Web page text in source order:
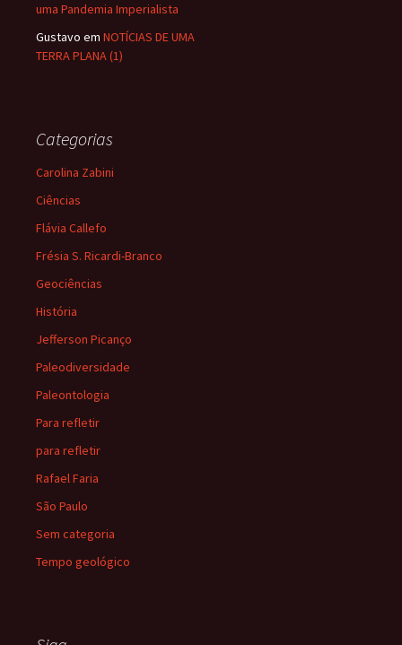
uma Pandemia Imperialista
Gustavo em NOTÍCIAS DE UMA
TERRA PLANA (1)
Categorias
Carolina Zabini
Ciências
Flávia Callefo
Frésia S. Ricardi-Branco
Geociências
História
Jefferson Picanço
Paleodiversidade
Paleontologia
Para refletir
para refletir
Rafael Faria
São Paulo
Sem categoria
Tempo geológico